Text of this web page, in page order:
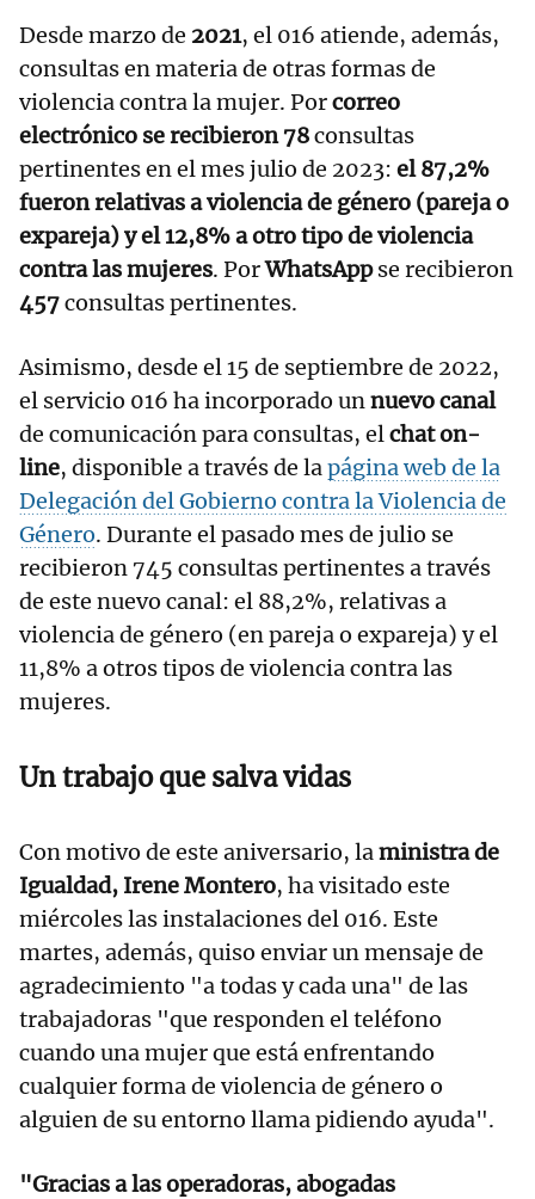
Desde marzo de 2021, el 016 atiende, además,
consultas en materia de otras formas de
violencia contra la mujer. Porcorreo
electrónico se recibieron 78consultas
pertinentes en el mes julio de 2023: el 87,2%
fueron relativas a violencia de género (pareja o
expareja) y el 12,8% a otro tipo de violencia
contra las mujeres. PorWhatsAppse recibieron
457consultas pertinentes.
Asimismo, desde el 15 de septiembre de 2022,
el servicio 016 ha incorporado unnuevo canal
de comunicación para consultas, elchat on-
line, disponible a través de lapágina web de la
Delegación del Gobierno contra la Violencia de
Género. Durante el pasado mes de julio se
recibieron 745 consultas pertinentes a través
de este nuevo canal: el 88,2%, relativas a
violencia de género (en pareja o expareja) y el
11,8% a otros tipos de violencia contra las
mujeres.
Un trabajo que salva vidas
Con motivo de este aniversario, laministra de
Igualdad, Irene Montero, ha visitado este
miércoles las instalaciones del 016. Este
martes, además, quiso enviar un mensaje de
agradecimiento "a todas y cada una" de las
trabajadoras "que responden el teléfono
cuando una mujer que está enfrentando
cualquier forma de violencia de género o
alguien de su entorno llama pidiendo ayuda".
"Gracias a las operadoras, abogadas